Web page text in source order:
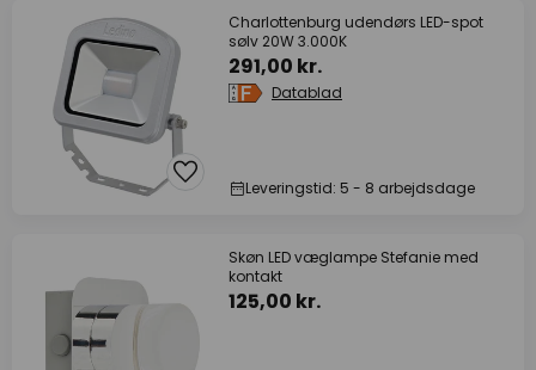
Charlottenburg udendørs LED-spot
sølv 20W 3.000K
291,00 kr.
Datablad
Leveringstid: 5 - 8 arbejdsdage
Skøn LED væglampe Stefanie med
kontakt
125,00 kr.